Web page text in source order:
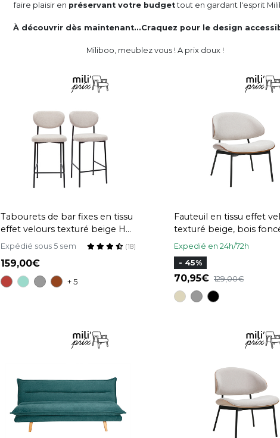
faire plaisir en préservant votre budgettout en gardant l'esprit
À découvrir dès maintenant...Craquez pour le design
Miliboo, meublez vous ! A prix doux !
Tabourets de bar fixes en tissu
effet velours texturé beige H65
cm (lot de 2) BREKA
Expédié sous 5 sem (18)
159,00
+ 5
Fauteuil en tissu effet
texturé beige, bois
métal noir FABULO
Expedié en 24h/72h
- 45%
70,95 129,00